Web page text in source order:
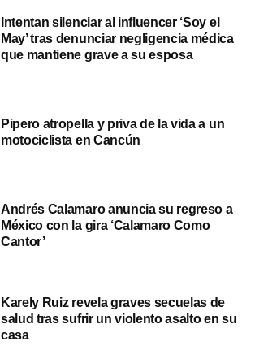
Intentan silenciar al influencer ‘Soy el
May’ tras denunciar negligencia médica
que mantiene grave a su esposa
Pipero atropella y priva de la vida a un
motociclista en Cancún
Andrés Calamaro anuncia su regreso a
México con la gira ‘Calamaro Como
Cantor’
Karely Ruiz revela graves secuelas de
salud tras sufrir un violento asalto en su
casa